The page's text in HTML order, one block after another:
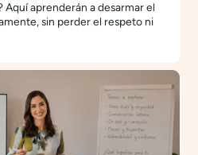
Aquí aprenderán a desarmar el
sin perder el respeto ni